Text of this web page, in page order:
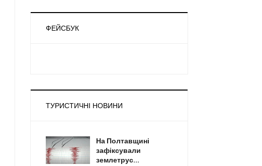
ФЕЙСБУК
ТУРИСТИЧНІ НОВИНИ
На Полтавщині
зафіксували
землетрус...